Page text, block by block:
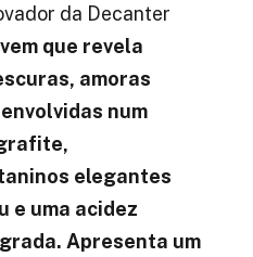
da Decanter
que revela
amoras
num
elegantes
e uma acidez
Apresenta um